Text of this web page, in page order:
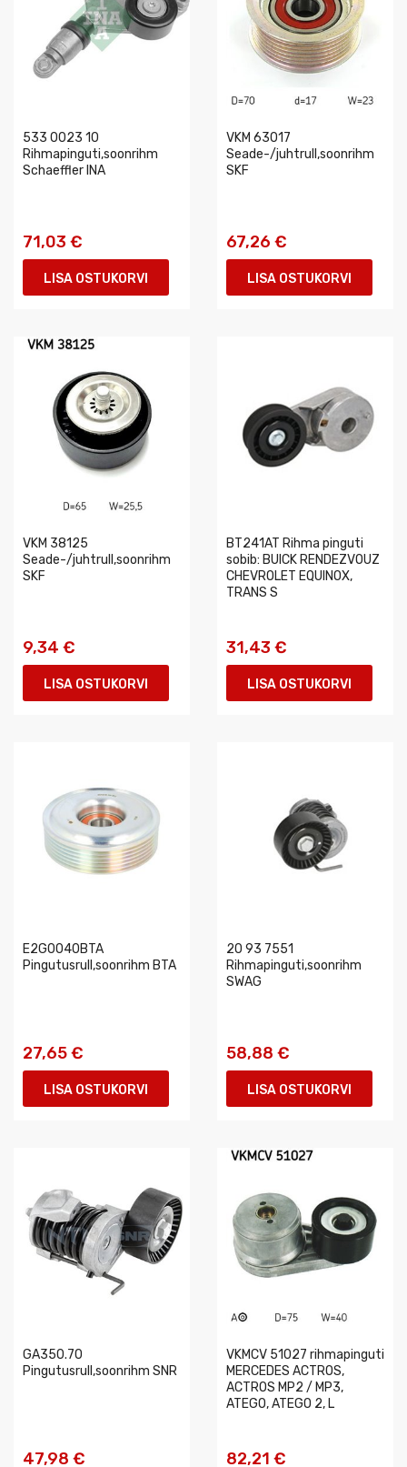
533 0023 10
Rihmapinguti,soonrihm
Schaeffler INA
71,03 €
LISA OSTUKORVI
VKM 63017
Seade-/juhtrull,soonrihm
SKF
67,26 €
LISA OSTUKORVI
VKM 38125
Seade-/juhtrull,soonrihm
SKF
9,34 €
LISA OSTUKORVI
BT241AT Rihma pinguti
sobib: BUICK RENDEZVOUZ
CHEVROLET EQUINOX,
TRANS S
31,43 €
LISA OSTUKORVI
E2G0040BTA
Pingutusrull,soonrihm BTA
27,65 €
LISA OSTUKORVI
20 93 7551
Rihmapinguti,soonrihm
SWAG
58,88 €
LISA OSTUKORVI
GA350.70
Pingutusrull,soonrihm SNR
47,98 €
VKMCV 51027 rihmapinguti
MERCEDES ACTROS,
ACTROS MP2 / MP3,
ATEGO, ATEGO 2, L
82,21 €